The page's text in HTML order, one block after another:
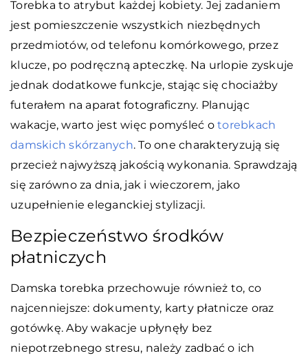
Torebka to atrybut każdej kobiety. Jej zadaniem
jest pomieszczenie wszystkich niezbędnych
przedmiotów, od telefonu komórkowego, przez
klucze, po podręczną apteczkę. Na urlopie zyskuje
jednak dodatkowe funkcje, stając się chociażby
futerałem na aparat fotograficzny. Planując
wakacje, warto jest więc pomyśleć o torebkach
damskich skórzanych. To one charakteryzują się
przecież najwyższą jakością wykonania. Sprawdzają
się zarówno za dnia, jak i wieczorem, jako
uzupełnienie eleganckiej stylizacji.
Bezpieczeństwo środków
płatniczych
Damska torebka przechowuje również to, co
najcenniejsze: dokumenty, karty płatnicze oraz
gotówkę. Aby wakacje upłynęły bez
niepotrzebnego stresu, należy zadbać o ich